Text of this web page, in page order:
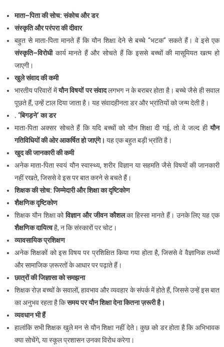
माता–पिताकीसोच:संकोचऔरडर
संस्कृतिऔरपरंपराकीदीवार
बहुत से माता-पिता मानते हैं कि यौन शिक्षा देने से बच्चे “भटक” सकते हैं। वे इसे एक
संस्कृति–विरोधीकार्य मानते हैं और सोचते हैं कि इससे बच्चों की मासूमियत खत्म हो
जाएगी।
खुलेसंवादकीकमी
भारतीय परिवारों मेंयौन विषयों पर संवादलगभग न के बराबर होता है। बच्चे जैसे ही सवाल
पूछते हैं, उन्हें टाल दिया जाता है। यह संवादहीनता डर और भ्रांतियों को जन्म देती है।
. ‘बिगड़ने’काडर
माता-पिता अक्सर सोचते हैं कि यदि बच्चों को यौन शिक्षा दी गई, तो वे जल्द हीयौन
गतिविधियोंकीओरआकर्षितहोजाएंगे। यह एक बहुत बड़ी भ्रांति है।
खुदकीजानकारीकीकमी
अनेक माता-पिता स्वयं यौन स्वास्थ्य, शरीर विज्ञान या सहमति जैसे विषयों की जानकारी
नहीं रखते, जिससे वे इस पर बात करने से बचते हैं।
शिक्षककीसोच:जिम्मेदारीऔरशिक्षाकादृष्टिकोण
शैक्षणिकदृष्टिकोण
शिक्षक यौन शिक्षा कोविज्ञान और जीवन कौशलका हिस्सा मानते हैं। उनके लिए यह एक
शैक्षणिकदायित्वहै, न कि संस्कारों पर चोट।
व्यावसायिकप्रशिक्षण
अनेक शिक्षकों को इस विषय पर प्रशिक्षित किया गया होता है, जिससे वे वैज्ञानिक तथ्यों
और सामाजिक ज़रूरतों के आधार पर पढ़ाते हैं।
छात्रोंकीजिज्ञासाकोसमझना
शिक्षक रोज़ बच्चों के सवालों, हावभाव और व्यवहार के संपर्क में होते हैं, जिससे उन्हें इस बात
का अनुभव रहता है किसमयपरयौनशिक्षादेनाकितनाज़रूरीहै।
व्यवधानभीहैं
हालांकि सभी शिक्षक खुले मन से यौन शिक्षा नहीं देते। कुछ को डर होता है कि अभिभावक
क्या सोचेंगे, या स्कूल प्रशासन उनका विरोध करेगा।